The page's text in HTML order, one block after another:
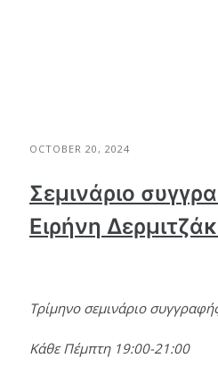
OCTOBER 20, 2024
Σεμινάριο
Ειρήνη
Τρίμηνο σεμινάριο
Κάθε Πέμπτη 19:00-21:00